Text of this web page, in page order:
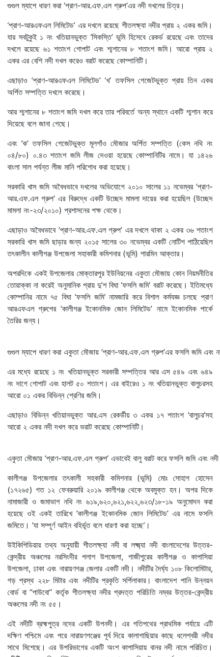
গুগুল ম্যাপে ধারণ করা ‘প্রাণ-আর.এফ.এল গ্রুপ’এর নদী দখলের চিত্র।
‘প্রাণ-আরএফএল লিমিটেড’ এর দখলে রয়েছে শীতলক্ষ্যা নদীর প্রায় ২ একর জমি।
যার সবটুকুই ১ নং খতিয়ানভুক্ত ‘সিকস্তি’ ভূমি হিসেবে রেকর্ড রয়েছে এবং তাদের
দখলে রয়েছে ৬১ শতাংশ গোপাট এবং শ্মশানের ৮ শতাংশ জমি। আরো প্রায় ২
একর এর বেশি নদী দখল করেও বরাট করেছে কোম্পানিটি।
এছাড়াও ‘প্রাণ-আরএফএল লিমিটেড’ ‘খ’ তফসিল গেজেটভুক্ত প্রায় তিন একর
অর্পিত সম্পত্তি দখলে করেছে।
আর শ্মশানের ৮ শতাংশ জমি দখল করে তার পরিবর্তে অন্য স্থানে একটি শ্মশান করে
দিয়েছে বলে জানা গেছে।
এবং ‘ক’ তফসিল গেজেটভুক্ত মূলগাঁও মৌজার অর্পিত সম্পত্তি (কেস নথি নং
০৪/৮০) ০.৪৩ শতাংশ জমি লীজ দেওয়া হয়েছে কোম্পানিটির নামে। যা ১৪২৬
বাংলা সাল পর্যন্ত লীজ মানি পরিশোধ করা হয়েছে।
সরকারি খাস জমি অবৈধভাবে দখলের অভিযোগে ২০১০ সালের ১১ নভেম্বর ‘প্রাণ-
আর.এফ.এল গ্রুপ’ এর বিরুদ্ধে একটি উচ্ছেদ মামলা দায়ের করা হয়েছিল (উচ্ছেদ
মামলা নং-২৩/২০১০) প্রশাসনের পক্ষ থেকে।
এছাড়াও অবৈধভাবে ‘প্রাণ-আর.এফ.এল গ্রুপ’ এর দখলে থাকা ২ একর ৩৬ শতাংশ
সরকারি খাস জমি ছাড়ার জন্য ২০১৫ সালের ৩০ নভেম্বর একটি নোটিশ পাঠিয়েছিল
তৎকালীন কালীগঞ্জ উপজেলা সহাকারী কমিশনার (ভূমি) শারমিন আক্তার।
অপরদিকে একই উপজেলার মোক্তারপুর ইউনিয়নের একুতা মৌজায় কোন নিয়মনীতির
তোয়াক্কা না করেই অনুমানিক প্রায় দু’শ বিঘা ‘ফসলি জমি’ বরাট করেছে। ইতিমধ্যে
কোম্পানির নামে ৭৫ বিঘা ‘ফসলি জমি’ নামজারি করে বিশাল কর্মযজ্ঞ চলছে প্রাণ
আরএফএল গ্রুপের ‘কালীগঞ্জ ইকোনমিক জোন লিমিটেড’ নামে ইকোনমিক পার্কে
তৈরির জন্য।
গুগুল ম্যাপে ধারণ করা একুতা মৌজায় ‘প্রাণ-আর.এফ.এল গ্রুপ’এর ফসলি জমি এবং
এর মধ্যে রয়েছে ১ নং খতিয়ানভুক্ত সরকারী সম্পত্তির আর এস ৫৪৯ এবং ৬৪৯
নং দাগে গোপাট এবং হালট ৫০ শতাংশ। এর বাইরেও ১ নং খতিয়ানভুক্ত বালুচরসহ
আরো ০১ একর বিভিন্ন শ্রেণির জমি।
এছাড়াও বিভিন্ন খতিয়ানভুক্ত আর.এস রেকর্ডীয় ৩ একর ১৭ শতাংশ ‘বালুচর’সহ
আরো ২ একর নদী দখল করে ভরাট করেছে কোম্পানিটি।
একুতা মৌজায় ‘প্রাণ-আর.এফ.এল গ্রুপ’ এভাবেই বালু বরাট করে ফসলি জমি এবং
কালীগঞ্জ উপজেলার তৎকালী সহকারী কমিশনার (ভূমি) মোঃ সোহাগ হোসেন
(১৭২৬৫) গত ১২ ফেবরুয়ারি ২০১৯ কালীগঞ্জ থেকে অবমুক্ত হন। অপর দিকে
নামাজারী ও জমাভাগ নথি নং ৬১৯,৬২০,৬২১,৬২২,৬২৩/১৮-১৯ অনুমোদন করা
হয়েছে ওই একই তারিখে ‘কালীগঞ্জ ইকোনমিক জোন লিমিটেড’ এর নামে ফসলি
জমিতে। ‘যা সম্পূর্ণ আইন বহির্ভূত বলে ধারণা করা হচ্ছে’।
উইকিপিডিয়ার তথ্য অনুযায়ী শীতলক্ষ্যা নদী বা লক্ষ্ম্যা নদী বাংলাদেশের উত্তর-
কেন্দ্রীয় অঞ্চলের নরসিংদীর পলাশ উপজেলা, গাজীপুরের কালীগঞ্জ ও কাপাসিয়া
উপজেলা, ঢাকা এবং নারায়ণগঞ্জ জেলার একটি নদী। নদীটির দৈর্ঘ্য ১০৮ কিলোমিটার,
গড় প্রস্থ ২২৮ মিটার এবং নদীটির প্রকৃতি সর্পিলাকার। বাংলাদেশ পানি উন্নয়ন
বোর্ড বা “পাউবো” কর্তৃক শীতলক্ষ্যা নদীর প্রদত্ত পরিচিতি নম্বর উত্তর-কেন্দ্রীয়
অঞ্চলের নদী নং ৫৫।
এই নদীটি ব্রহ্মপুত্র নদের একটি উপনদী। এর গতিপথের প্রাথমিক পর্যায়ে এটি
দক্ষিণ পশ্চিমে এবং পরে নারায়ণগঞ্জের পূর্ব দিয়ে কালাগাছিয়ার কাছে ধলেশ্বরী নদীর
সাথে মিশেছে। এর উপরিভাগের একটি অংশ কাপাসিয়ায় বানর নদী নামে পরিচিত।